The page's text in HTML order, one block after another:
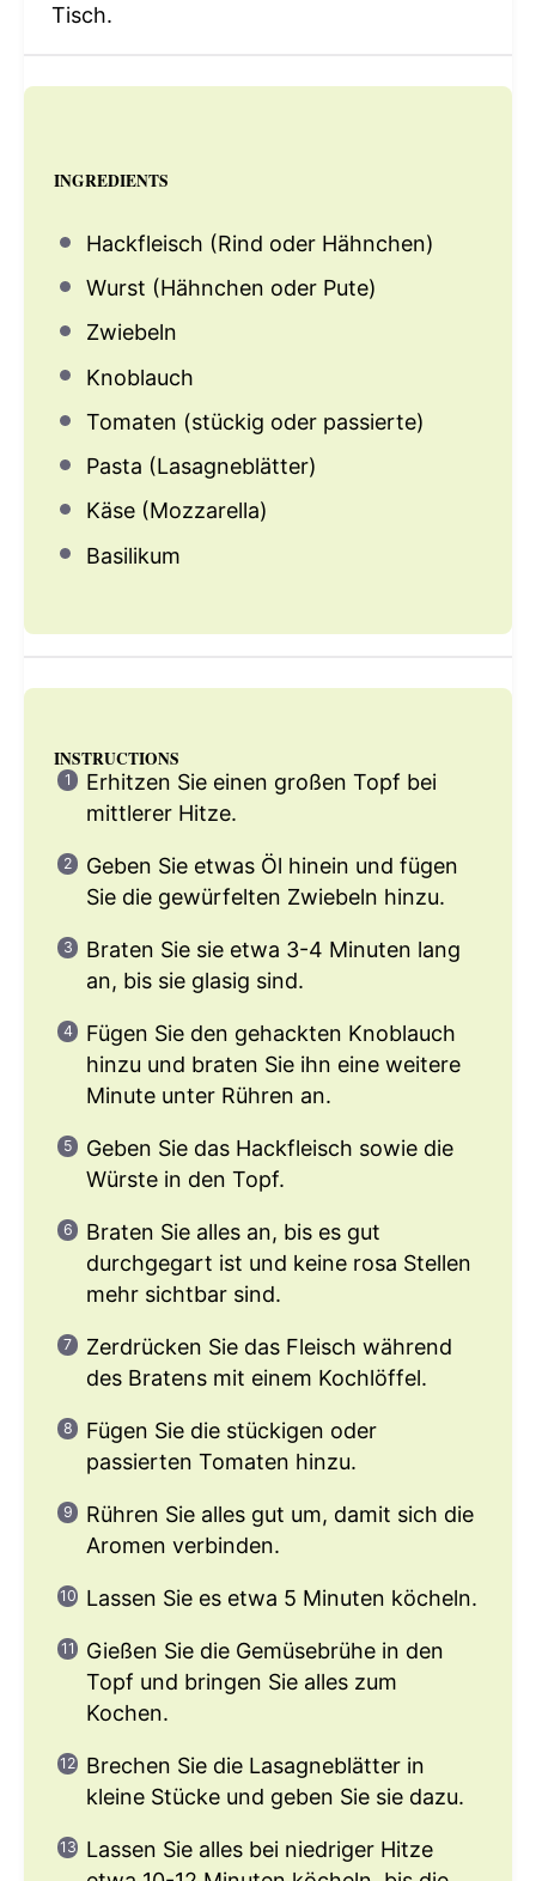
Tisch.
INGREDIENTS
Hackfleisch (Rind oder Hähnchen)
Wurst (Hähnchen oder Pute)
Zwiebeln
Knoblauch
Tomaten (stückig oder passierte)
Pasta (Lasagneblätter)
Käse (Mozzarella)
Basilikum
INSTRUCTIONS
Erhitzen Sie einen großen Topf bei
mittlerer Hitze.
Geben Sie etwas Öl hinein und fügen
Sie die gewürfelten Zwiebeln hinzu.
Braten Sie sie etwa 3-4 Minuten lang
an, bis sie glasig sind.
Fügen Sie den gehackten Knoblauch
hinzu und braten Sie ihn eine weitere
Minute unter Rühren an.
Geben Sie das Hackfleisch sowie die
Würste in den Topf.
Braten Sie alles an, bis es gut
durchgegart ist und keine rosa Stellen
mehr sichtbar sind.
Zerdrücken Sie das Fleisch während
des Bratens mit einem Kochlöffel.
Fügen Sie die stückigen oder
passierten Tomaten hinzu.
Rühren Sie alles gut um, damit sich die
Aromen verbinden.
Lassen Sie es etwa 5 Minuten köcheln.
Gießen Sie die Gemüsebrühe in den
Topf und bringen Sie alles zum
Kochen.
Brechen Sie die Lasagneblätter in
kleine Stücke und geben Sie sie dazu.
Lassen Sie alles bei niedriger Hitze